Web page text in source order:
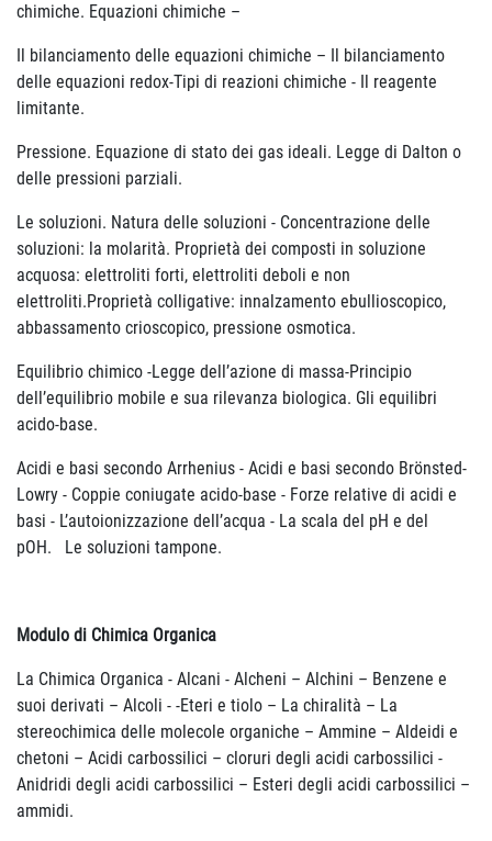
chimiche. Equazioni chimiche –
Il bilanciamento delle equazioni chimiche – Il bilanciamento
delle equazioni redox-Tipi di reazioni chimiche - Il reagente
limitante.
Pressione. Equazione di stato dei gas ideali. Legge di Dalton o
delle pressioni parziali.
Le soluzioni. Natura delle soluzioni - Concentrazione delle
soluzioni: la molarità. Proprietà dei composti in soluzione
acquosa: elettroliti forti, elettroliti deboli e non
elettroliti.Proprietà colligative: innalzamento ebullioscopico,
abbassamento crioscopico, pressione osmotica.
Equilibrio chimico -Legge dell’azione di massa-Principio
dell’equilibrio mobile e sua rilevanza biologica. Gli equilibri
acido-base.
Acidi e basi secondo Arrhenius - Acidi e basi secondo Brönsted-
Lowry - Coppie coniugate acido-base - Forze relative di acidi e
basi - L’autoionizzazione dell’acqua - La scala del pH e del
pOH. Le soluzioni tampone.
Modulo di Chimica Organica
La Chimica Organica - Alcani - Alcheni – Alchini – Benzene e
suoi derivati – Alcoli - -Eteri e tiolo – La chiralità – La
stereochimica delle molecole organiche – Ammine – Aldeidi e
chetoni – Acidi carbossilici – cloruri degli acidi carbossilici -
Anidridi degli acidi carbossilici – Esteri degli acidi carbossilici –
ammidi.